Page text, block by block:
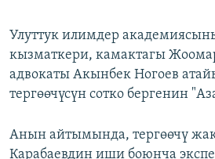
Улуттук илимдер
кызматкери, камактагы
адвокаты Акынбек Ногоев
тергөөчүсүн сотко бергенин
Анын айтымында, тергөөчү
Карабаевдин иши боюнча